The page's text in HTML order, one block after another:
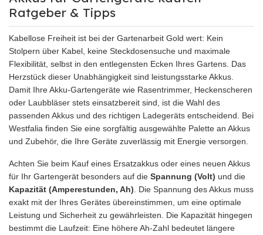
Ratgeber & Tipps
Kabellose Freiheit ist bei der Gartenarbeit Gold wert: Kein
Stolpern über Kabel, keine Steckdosensuche und maximale
Flexibilität, selbst in den entlegensten Ecken Ihres Gartens. Das
Herzstück dieser Unabhängigkeit sind leistungsstarke Akkus.
Damit Ihre Akku-Gartengeräte wie Rasentrimmer, Heckenscheren
oder Laubbläser stets einsatzbereit sind, ist die Wahl des
passenden Akkus und des richtigen Ladegeräts entscheidend. Bei
Westfalia finden Sie eine sorgfältig ausgewählte Palette an Akkus
und Zubehör, die Ihre Geräte zuverlässig mit Energie versorgen.
Achten Sie beim Kauf eines Ersatzakkus oder eines neuen Akkus
für Ihr Gartengerät besonders auf die Spannung (Volt) und die
Kapazität (Amperestunden, Ah) . Die Spannung des Akkus muss
exakt mit der Ihres Gerätes übereinstimmen, um eine optimale
Leistung und Sicherheit zu gewährleisten. Die Kapazität hingegen
bestimmt die Laufzeit: Eine höhere Ah-Zahl bedeutet längere